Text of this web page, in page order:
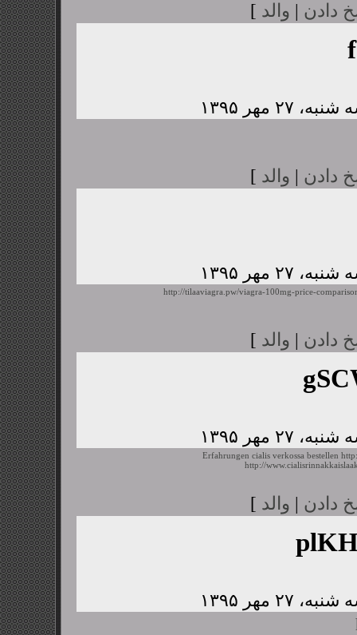
دادن | والد ]
دادن | والد ]
http://tilaaviagra.pw/viagra-100mg-price-
دادن | والد ]
Erfahrungen cialis verkossa bestellen
http://
دادن | والد ]